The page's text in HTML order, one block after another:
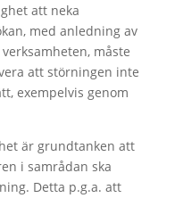
att neka
med anledning av
måste
att störningen inte
exempelvis genom
är grundtanken att
i samrådan ska
Detta p.g.a. att